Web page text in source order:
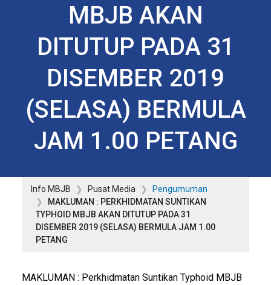
MBJB AKAN
DITUTUP PADA 31
DISEMBER 2019
(SELASA) BERMULA
JAM 1.00 PETANG
Info MBJB Pusat Media
Pengumuman
MAKLUMAN : PERKHIDMATAN SUNTIKAN
TYPHOID MBJB AKAN DITUTUP PADA 31
DISEMBER 2019 (SELASA) BERMULA JAM 1.00
PETANG
MAKLUMAN : Perkhidmatan Suntikan Typhoid MBJB